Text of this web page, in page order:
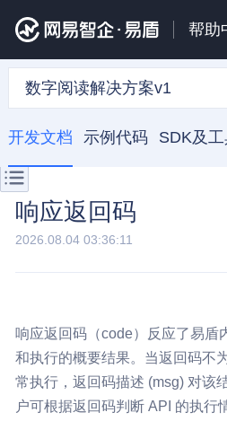
帮助
数字阅读解决方案v1
开发文档 示例代码 SDK及
响应返回码
2026.08.04 03:36:11
响应返回码（code）反应了易盾
和执行的概要结果。当返回码不
常执行，返回码描述 (msg) 对该
户可根据返回码判断 API 的执行